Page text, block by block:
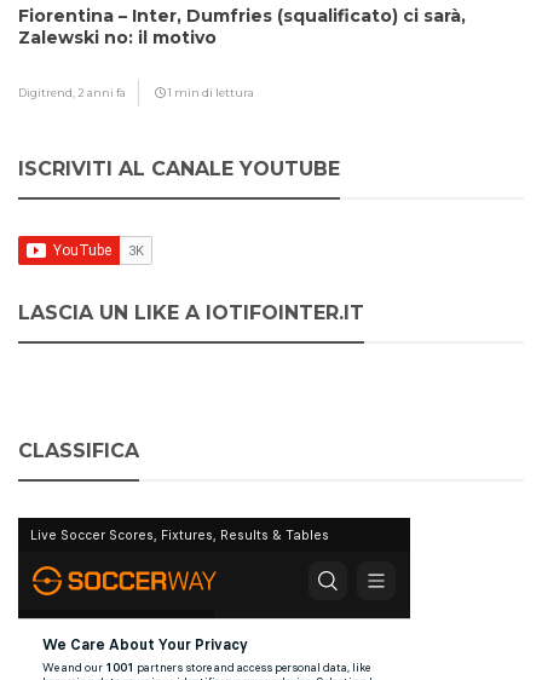
Fiorentina – Inter, Dumfries (squalificato) ci sarà,
Zalewski no: il motivo
Digitrend, 2 anni fa 1 min di lettura
ISCRIVITI AL CANALE YOUTUBE
LASCIA UN LIKE A IOTIFOINTER.IT
CLASSIFICA